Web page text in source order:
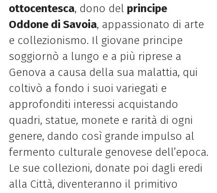
ottocentesca, dono del principe
Oddone di Savoia, appassionato di arte
e collezionismo. Il giovane principe
soggiornò a lungo e a più riprese a
Genova a causa della sua malattia, qui
coltivò a fondo i suoi variegati e
approfonditi interessi acquistando
quadri, statue, monete e rarità di ogni
genere, dando così grande impulso al
fermento culturale genovese dell’epoca.
Le sue collezioni, donate poi dagli eredi
alla Città, diventeranno il primitivo